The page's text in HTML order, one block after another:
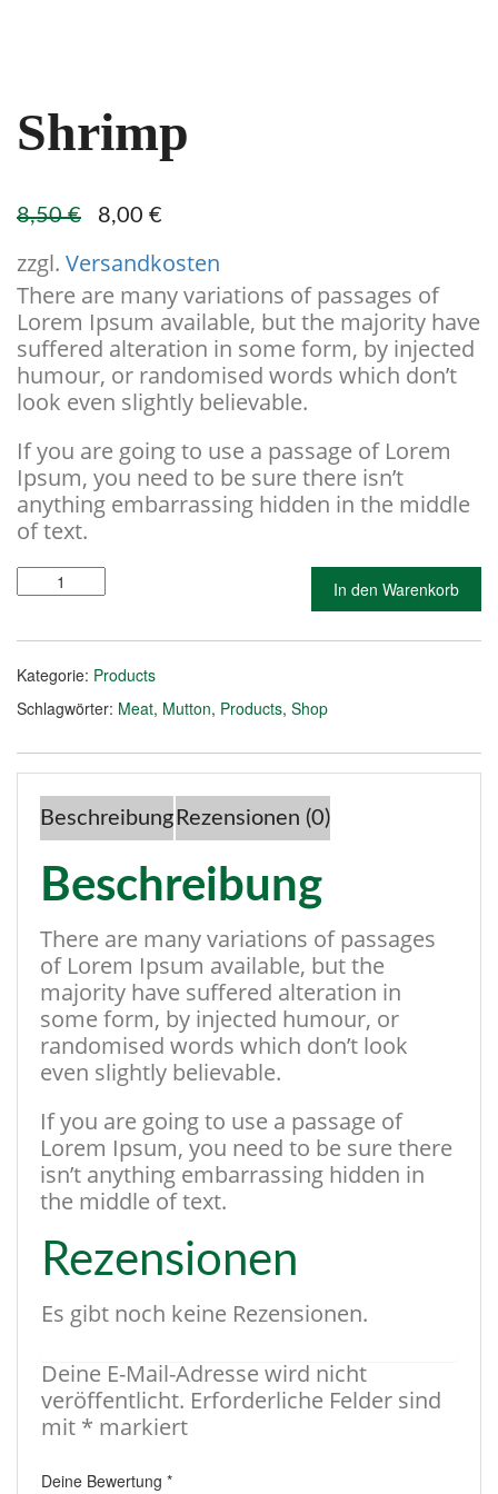
Shrimp
8,50€
Ursprünglicher
Preis
war:
8,50 €
8,00 €
ist:
8,00 €.
zzgl. Versandkosten
There are many variations of passages of
Lorem Ipsum available, but the majority have
suffered alteration in some form, by injected
humour, or randomised words which don’t
look even slightly believable.
If you are going to use a passage of Lorem
Ipsum, you need to be sure there isn’t
anything embarrassing hidden in the middle
of text.
Shrimp
Menge
In den Warenkorb
Kategorie: Products
Schlagwörter: Meat, Mutton, Products, Shop
Beschreibung Rezensionen (0)
Beschreibung
There are many variations of passages
of Lorem Ipsum available, but the
majority have suffered alteration in
some form, by injected humour, or
randomised words which don’t look
even slightly believable.
If you are going to use a passage of
Lorem Ipsum, you need to be sure there
isn’t anything embarrassing hidden in
the middle of text.
Rezensionen
Es gibt noch keine Rezensionen.
Deine E-Mail-Adresse wird nicht
veröffentlicht. Erforderliche Felder sind
mit * markiert
Deine Bewertung *